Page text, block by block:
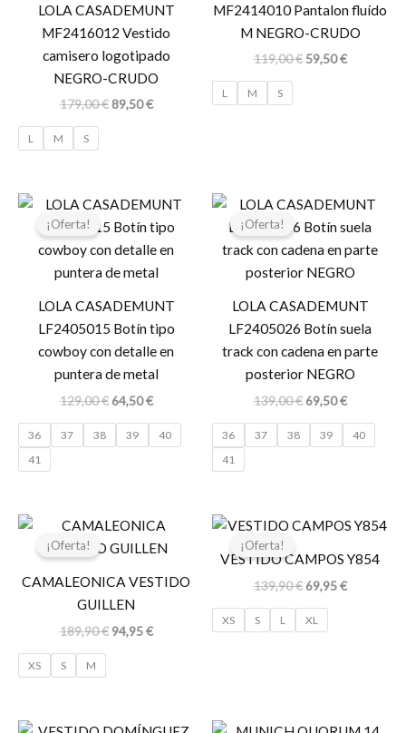
LOLA CASADEMUNT
MF2416012 Vestido
camisero logotipado
NEGRO-CRUDO
179,00€ 89,50€
L M S
MF2414010 Pantalon fluído
M NEGRO-CRUDO
119,00€ 59,50€
L M S
¡Oferta!
LOLA CASADEMUNT
LF2405015 Botín tipo
cowboy con detalle en
puntera de metal
129,00€
El
original
era:
129,00 €.
64,50€
El
actual
es:
64,50 €.
36 37 38 39
40
41
¡Oferta!
LOLA CASADEMUNT
LF2405026 Botín suela
track con cadena en parte
posterior NEGRO
139,00€
El
original
era:
139,00 €.
69,50€
El
actual
es:
69,50 €.
36 37 38 39
40
41
¡Oferta!
CAMALEONICA VESTIDO
GUILLEN
189,90€
El
original
189,90 €.
94,95€
El
actual
94,95 €.
XS S M
¡Oferta!
VESTIDO CAMPOS Y854
139,90€
El
original
139,90 €.
69,95€
El
actual
69,95 €.
XS S L XL
El
El
El
El